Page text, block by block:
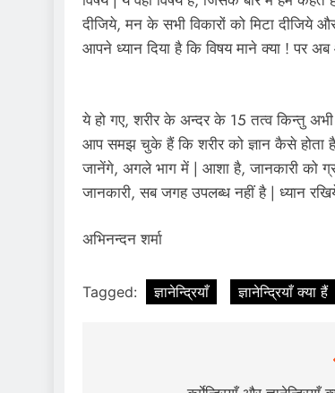
दीजिये, मन के सभी विकारों को मिटा दीजिये
आपने ध्यान दिया है कि विषय माने क्या ! पर
ये हो गए, शरीर के अन्दर के 15 तत्व किन्तु
आप समझ चुके हैं कि शरीर को ज्ञान कैसे होता है
जानेंगे, अगले भाग में | आशा है, जानकारी को
जानकारी, सब जगह उपलब्ध नहीं है | ध्यान
अभिनन्दन शर्मा
Tagged: ज्ञानेन्द्रियाँ ज्ञानेन्द्रियाँ क्या हैं